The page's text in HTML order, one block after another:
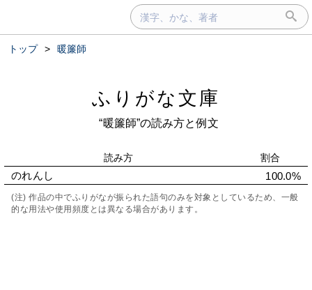
トップ > 暖簾師
ふりがな文庫
“暖簾師”の読み方と例文
読み方 割合
のれんし 100.0%
(注) 作品の中でふりがなが振られた語句のみを対象としているため、一般
的な用法や使用頻度とは異なる場合があります。